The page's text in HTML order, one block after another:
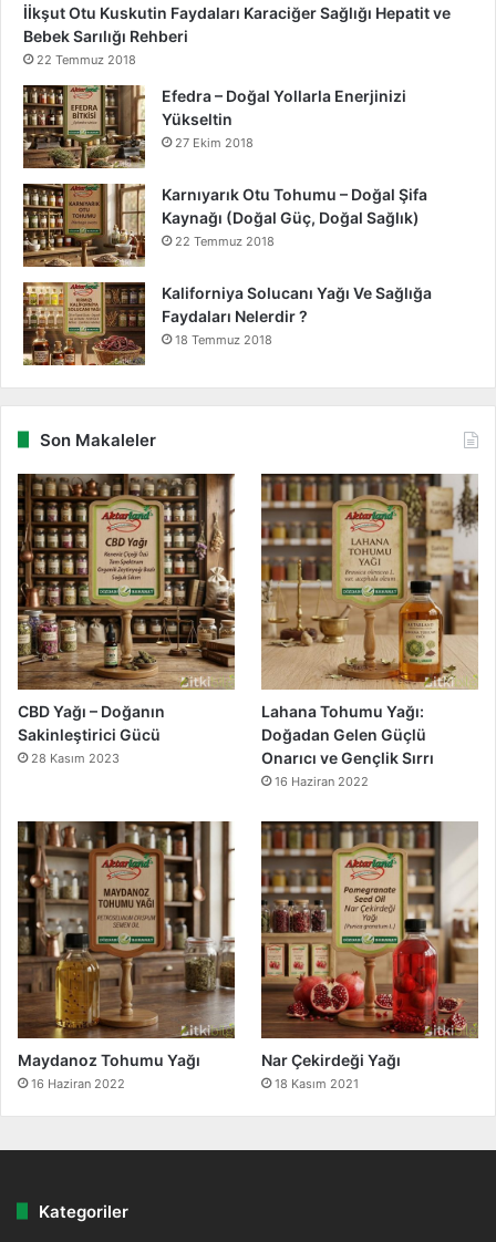
İİkşut Otu Kuskutin Faydaları Karaciğer Sağlığı Hepatit ve
Bebek Sarılığı Rehberi
22 Temmuz 2018
Efedra – Doğal Yollarla Enerjinizi
Yükseltin
27 Ekim 2018
Karnıyarık Otu Tohumu – Doğal Şifa
Kaynağı (Doğal Güç, Doğal Sağlık)
22 Temmuz 2018
Kaliforniya Solucanı Yağı Ve Sağlığa
Faydaları Nelerdir ?
18 Temmuz 2018
Son Makaleler
CBD Yağı – Doğanın
Sakinleştirici Gücü
28 Kasım 2023
Lahana Tohumu Yağı:
Doğadan Gelen Güçlü
Onarıcı ve Gençlik Sırrı
16 Haziran 2022
Maydanoz Tohumu Yağı
16 Haziran 2022
Nar Çekirdeği Yağı
18 Kasım 2021
Kategoriler